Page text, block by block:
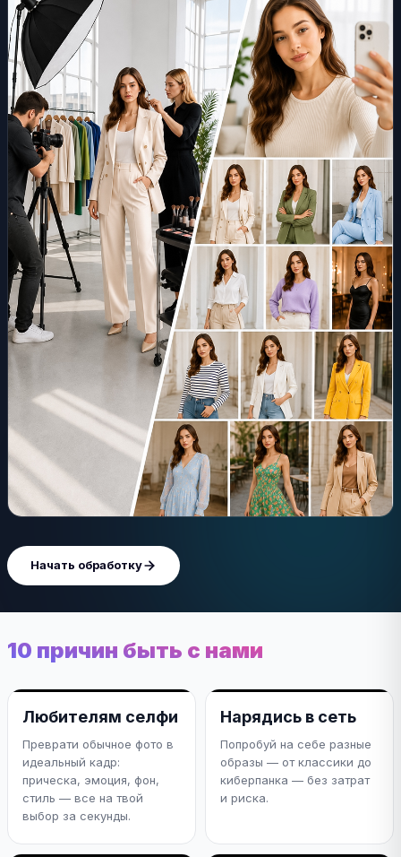
Начать обработку
10 причин быть с нами
Любителям селфи
Преврати обычное фото в
идеальный кадр:
прическа, эмоция, фон,
стиль — все на твой
выбор за секунды.
Нарядись в сеть
Попробуй на себе разные
образы — от классики до
киберпанка — без затрат
и риска.